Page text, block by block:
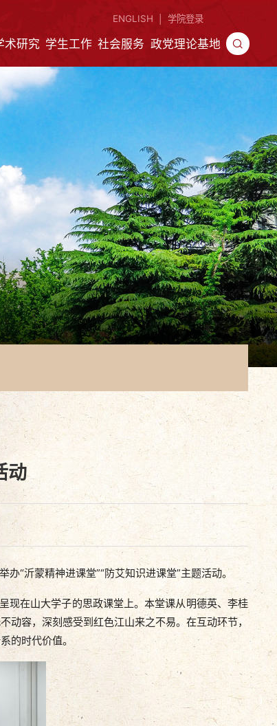
ENGLISH 学院登录
术研究 学生工作 社会服务 政党理论基地
动
“沂蒙精神进课堂”“防艾知识进课堂”主题活动。
在山大学子的思政课堂上。本堂课从明德英、李桂
容，深刻感受到红色江山来之不易。在互动环节，
的时代价值。